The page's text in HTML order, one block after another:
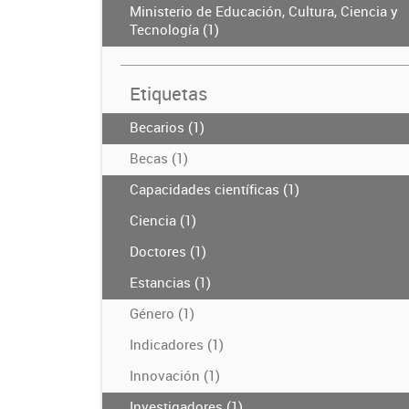
Ministerio de Educación, Cultura, Ciencia y
Tecnología (1)
Etiquetas
Becarios (1)
Becas (1)
Capacidades científicas (1)
Ciencia (1)
Doctores (1)
Estancias (1)
Género (1)
Indicadores (1)
Innovación (1)